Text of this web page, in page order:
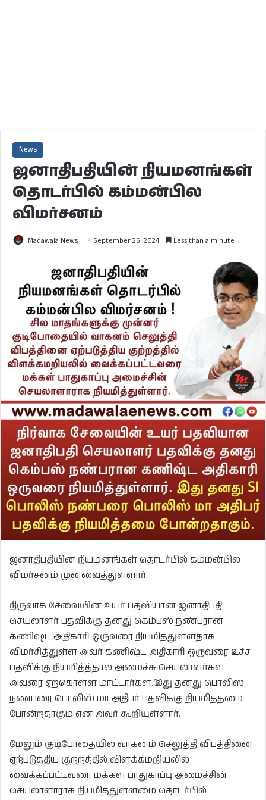
News
ஜனாதிபதியின் நியமனங்கள்
தொடர்பில் கம்மன்பில
விமர்சனம்
Madawala News September 26, 2024 Less than a minute
ஜனாதிபதியின் நியமனங்கள் தொடர்பில் கம்மன்பில
விமர்சனம் முன்வைத்துள்ளார்.
நிருவாக சேவையின் உயர் பதவியான ஜனாதிபதி
செயலாளர் பதவிக்கு தனது கெம்பஸ் நண்பரான
கணிஷ்ட அதிகாரி ஒருவரை நியமித்துள்ளதாக
விமர்சித்துள்ள அவர் கணிஷ்ட அதிகாரி ஒருவரை உச்ச
பதவிக்கு நியமித்த்தால் அமைச்சு செயலாளர்கள்
அவரை ஏற்கொள்ள மாட்டார்கள்.இது தனது பொலிஸ்
நண்பரை பொலிஸ் மா அதிபர் பதவிக்கு நியமித்தமை
போன்றதாகும் என அவர் கூறியுள்ளார்.
மேலும் குடிபோதையில் வாகனம் செலுத்தி விபத்தினை
ஏற்படுத்திய குற்றத்தில் விளக்கமறியலில்
வைக்கப்பட்டவரை மக்கள் பாதுகாப்பு அமைச்சின்
செயலாளாராக நியமித்துள்ளமை தொடர்பில்